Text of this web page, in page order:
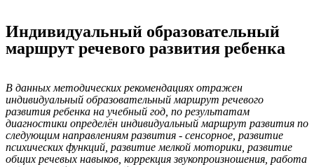
Индивидуальный образовательный
маршрут речевого развития ребенка
В данных методических рекомендациях отражен
индивидуальный образовательный маршрут речевого
развития ребенка на учебный год, по результатам
диагностики определён индивидуальный маршрут развития по
следующим направлениям развития - сенсорное, развитие
психических функций, развитие мелкой моторики, развитие
общих речевых навыков, коррекция звукопроизношения, работа